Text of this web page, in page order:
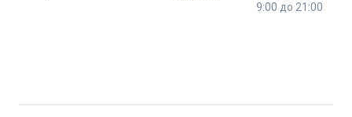
9:00 до 21:00